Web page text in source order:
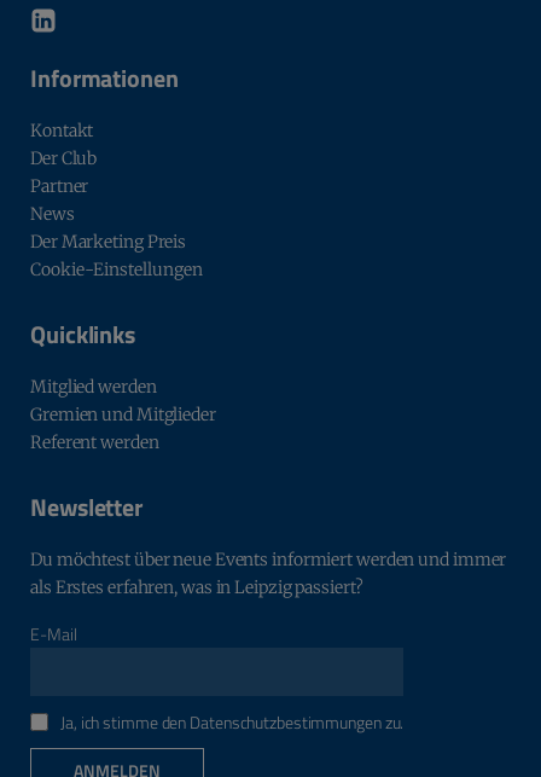
Informationen
Kontakt
Der Club
Partner
News
Der Marketing Preis
Cookie-Einstellungen
Quicklinks
Mitglied werden
Gremien und Mitglieder
Referent werden
Newsletter
Du möchtest über neue Events informiert werden und immer
als Erstes erfahren, was in Leipzig passiert?
E-Mail
Ja, ich stimme den Datenschutzbestimmungen zu.
ANMELDEN